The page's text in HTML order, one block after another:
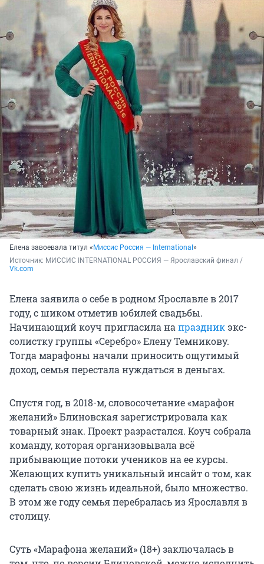
Елена завоевала титул « Миссис Россия — International »
Источник:
Vk.com
Елена заявила о себе в родном Ярославле в 2017
году, с шиком отметив юбилей свадьбы.
Начинающий коуч пригласила напраздникэкс-
солистку группы «Серебро» Елену Темникову.
Тогда марафоны начали приносить ощутимый
доход, семья перестала нуждаться в деньгах.
Спустя год, в 2018-м, словосочетание «марафон
желаний» Блиновская зарегистрировала как
товарный знак. Проект разрастался. Коуч собрала
команду, которая организовывала всё
прибывающие потоки учеников на ее курсы.
Желающих купить уникальный инсайт о том, как
сделать свою жизнь идеальной, было множество.
В этом же году семья перебралась из Ярославля в
столицу.
Суть «Марафона желаний» (18+) заключалась в